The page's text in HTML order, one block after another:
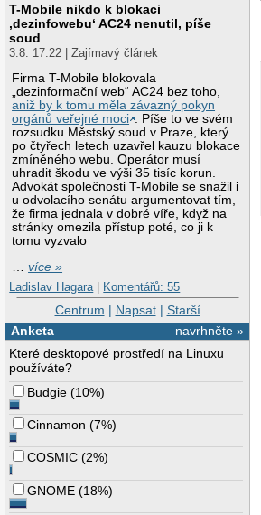
T-Mobile nikdo k blokaci
‚dezinfowebu‘ AC24 nenutil, píše
soud
3.8. 17:22 | Zajímavý článek
Firma T-Mobile blokovala
„dezinformační web“ AC24 bez toho,
aniž by k tomu měla závazný pokyn
orgánů veřejné moci . Píše to ve svém
rozsudku Městský soud v Praze, který
po čtyřech letech uzavřel kauzu blokace
zmíněného webu. Operátor musí
uhradit škodu ve výši 35 tisíc korun.
Advokát společnosti T-Mobile se snažil i
u odvolacího senátu argumentovat tím,
že firma jednala v dobré víře, když na
stránky omezila přístup poté, co ji k
tomu vyzvalo
…více »
Ladislav Hagara | Komentářů: 55
Centrum | Napsat| Starší
navrhněte »
Anketa
Které desktopové prostředí na Linuxu
používáte?
Budgie (10%)
Cinnamon (7%)
COSMIC (2%)
GNOME (18%)